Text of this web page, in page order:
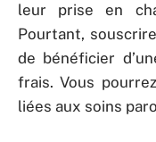
leur prise en
Pourtant,
de bénéficier
frais. Vous
liées aux soins